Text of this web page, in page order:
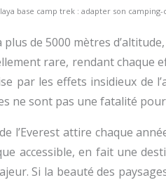
base camp trek : adapter son camping-
de 5000 mètres
rare, rendant chaque
par les effets insidieux de
ne sont pas une fatalité
l’Everest attire chaque
accessible, en fait une
Si la beauté des